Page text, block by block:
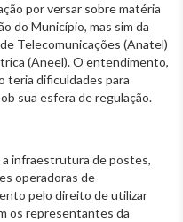
por versar sobre matéria
do Município, mas sim da
Telecomunicações (Anatel)
(Aneel). O entendimento,
teria dificuldades para
sua esfera de regulação.
a infraestrutura de postes,
operadoras de
pelo direito de utilizar
os representantes da